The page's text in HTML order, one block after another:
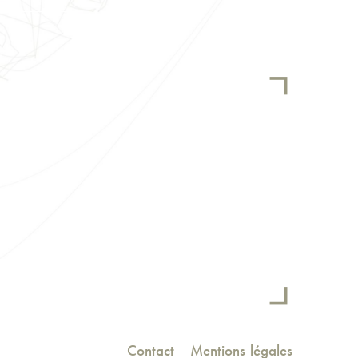
Contact Mentions légales